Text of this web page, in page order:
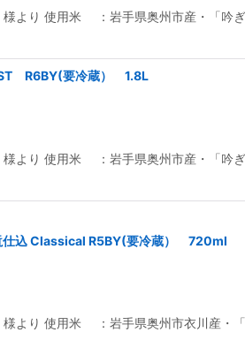
より 使用米 ：岩手県奥州市産・「
R6BY(要冷蔵） 1.8L
より 使用米 ：岩手県奥州市産・「
仕込 Classical R5BY(要冷蔵） 720ml
様より 使用米 ：岩手県奥州市衣川